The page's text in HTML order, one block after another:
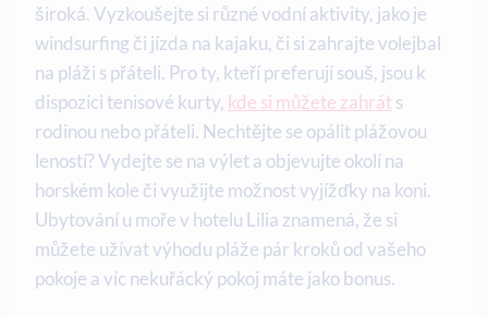
široká. Vyzkoušejte si různé vodní aktivity, jako je
windsurfing či jízda na kajaku, či si zahrajte volejbal
na pláži s přáteli. Pro ty, kteří preferují souš, jsou k
dispozici tenisové kurty, kde si můžete zahráts
rodinou nebo přáteli. Nechtějte se opálit plážovou
leností? Vydejte se na výlet a objevujte okolí na
horském kole či využijte možnost vyjížďky na koni.
Ubytování u moře v hotelu Lilia znamená, že si
můžete užívat výhodu pláže pár kroků od vašeho
pokoje a víc nekuřácký pokoj máte jako bonus.